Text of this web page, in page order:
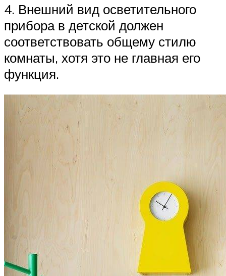
4. Внешний вид осветительного
прибора в детской должен
соответствовать общему стилю
комнаты, хотя это не главная его
функция.